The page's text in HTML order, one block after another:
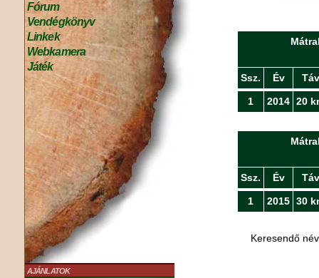
Fórum
Vendégkönyv
Linkek
Webkamera
Játék
AJÁNLATOK
Ssz. Év Táv
1 2014 20
Ssz. Év Táv
1 2015 30
Keresendő